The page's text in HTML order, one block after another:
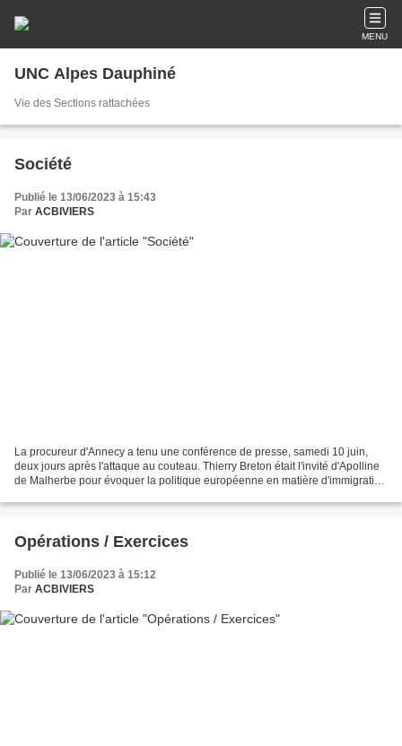
MENU
UNC Alpes Dauphiné
Vie des Sections rattachées
Société
Publié le 13/06/2023 à 15:43
Par ACBIVIERS
La procureur d'Annecy a tenu une conférence de presse, samedi 10 juin,
deux jours après l'attaque au couteau. Thierry Breton était l'invité d'Apolline
de Malherbe pour évoquer la politique européenne en matière d'immigration
Opérations / Exercices
Publié le 13/06/2023 à 15:12
Par ACBIVIERS